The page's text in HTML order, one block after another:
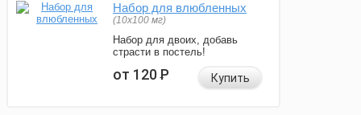
Набор для влюбленных
(10х100 мг)
Набор для двоих, добавь
страсти в постель!
от 120Р Купить